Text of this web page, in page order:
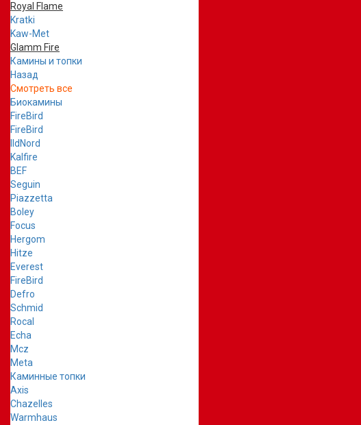
Royal Flame
Kratki
Kaw-Met
Glamm Fire
Камины и топки
Назад
Смотреть все
Биокамины
FireBird
FireBird
IldNord
Kalfire
BEF
Seguin
Piazzetta
Boley
Focus
Hergom
Hitze
Everest
FireBird
Defro
Schmid
Rocal
Echa
Mcz
Meta
Каминные топки
Axis
Chazelles
Warmhaus